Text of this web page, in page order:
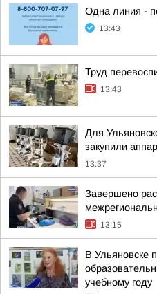
Одна линия -
13:43
Труд
13:43
Для
закупили
13:37
Завершено
13:15
В Ульяновске
учебному году